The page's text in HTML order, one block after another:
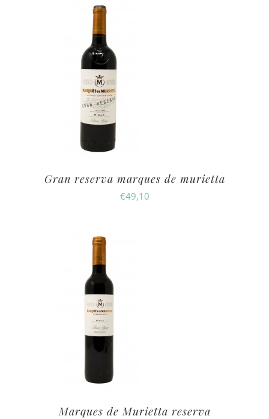
Gran reserva marques de murietta
€49,10
Marques de Murietta reserva